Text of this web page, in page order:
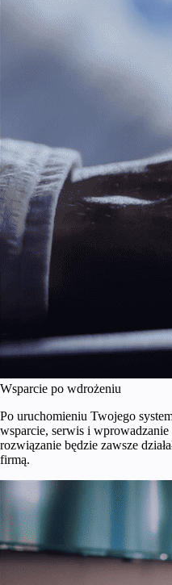
Wsparcie po wdrożeniu
Po uruchomieniu Twojego
wsparcie, serwis i
rozwiązanie będzie zawsze
firmą.